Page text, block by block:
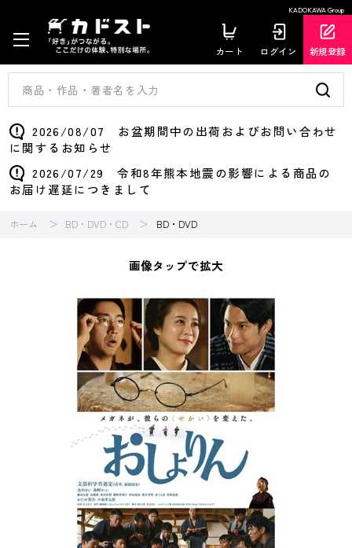
KADOKAWA Group
カート ログイン 新規登録
2026/08/07 お盆期間中の出荷およびお問い合わせ
に関するお知らせ
2026/07/29 令和8年熊本地震の影響による商品の
お届け遅延につきまして
ホーム BD・DVD・CD BD・DVD
画像タップで拡大